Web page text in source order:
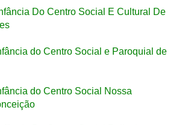
Do Centro Social E Cultural De
do Centro Social e Paroquial de
do Centro Social Nossa